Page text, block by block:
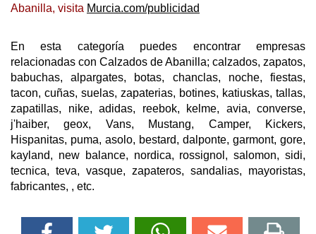
Abanilla, visita Murcia.com/publicidad
En esta categoría puedes encontrar empresas
relacionadas con Calzados de Abanilla; calzados, zapatos,
babuchas, alpargates, botas, chanclas, noche, fiestas,
tacon, cuñas, suelas, zapaterias, botines, katiuskas, tallas,
zapatillas, nike, adidas, reebok, kelme, avia, converse,
j'haiber, geox, Vans, Mustang, Camper, Kickers,
Hispanitas, puma, asolo, bestard, dalponte, garmont, gore,
kayland, new balance, nordica, rossignol, salomon, sidi,
tecnica, teva, vasque, zapateros, sandalias, mayoristas,
fabricantes, , etc.